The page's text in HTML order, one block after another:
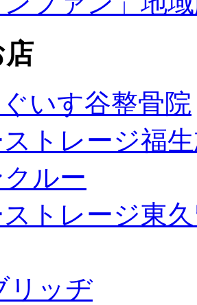
店
いす谷整骨院
トレージ福
クルー
トレージ東
リッヂ